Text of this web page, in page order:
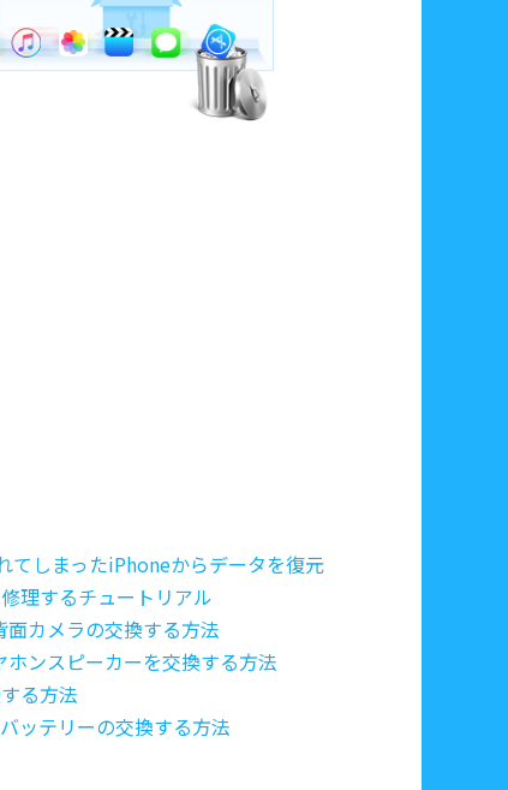
てしまったiPhoneからデータを復元
理するチュートリアル
カメラの交換する方法
ンスピーカーを交換する方法
る方法
ッテリーの交換する方法